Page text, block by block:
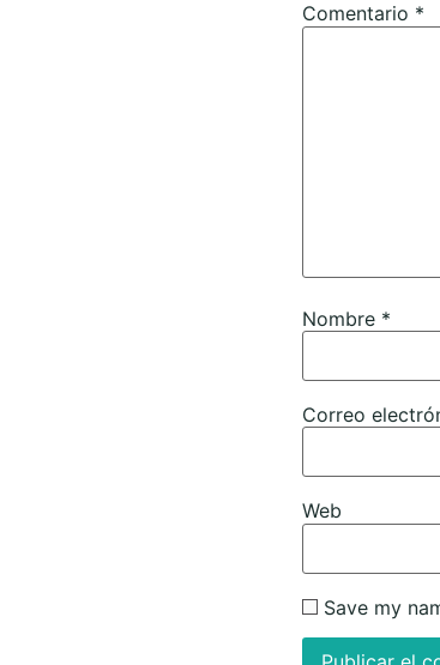
Comentario *
Nombre *
Correo
Web
Save my